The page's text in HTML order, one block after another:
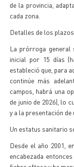
de la provincia,
cada zona.
Detalles de los
La prórroga general
inicial por 15 días
estableció que, para
continúe más
campos, habrá una
de junio de 2026), lo
y a la presentación
Un estatus sanitario
Desde el año 2001,
encabezada